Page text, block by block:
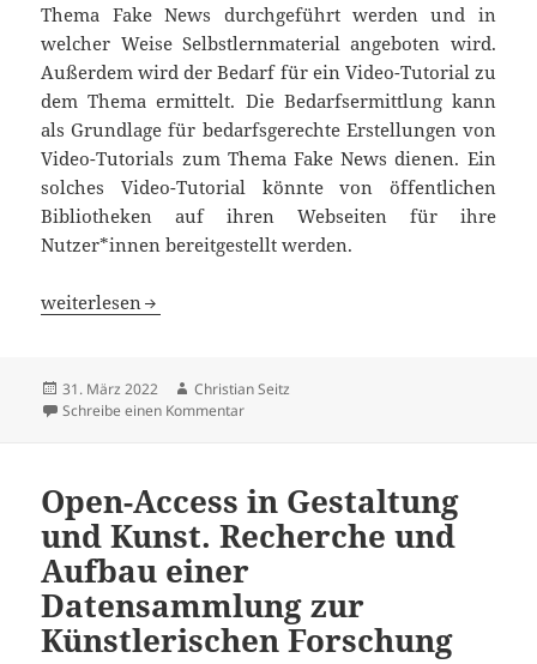
Thema Fake News durchgeführt werden und in
welcher Weise Selbstlernmaterial angeboten wird.
Außerdem wird der Bedarf für ein Video-Tutorial zu
dem Thema ermittelt. Die Bedarfsermittlung kann
als Grundlage für bedarfsgerechte Erstellungen von
Video-Tutorials zum Thema Fake News dienen. Ein
solches Video-Tutorial könnte von öffentlichen
Bibliotheken auf ihren Webseiten für ihre
Nutzer*innen bereitgestellt werden.
Fake News in öffentlichen Bibliotheken?
weiterlesen
Veröffentlicht
am
31. März 2022 Autor
Christian Seitz
Schreibe einen Kommentarzu Fake News in öffentlichen Bibliotheken?
Open-Access in Gestaltung
und Kunst. Recherche und
Aufbau einer
Datensammlung zur
Künstlerischen Forschung